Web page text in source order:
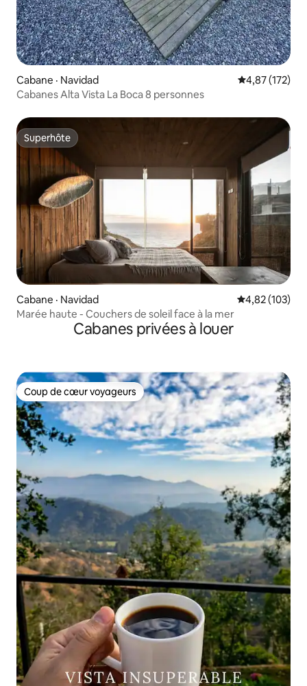
Cabane · Navidad Note
4,87 (172)
Cabanes Alta Vista La Boca 8 personnes
Superhôte
Superhôte
Cabane · Navidad Note
4,82 (103)
Marée haute - Couchers de soleil face à la mer
Cabanes privées à louer
Coup de cœur voyageurs
Coup de cœur voyageurs